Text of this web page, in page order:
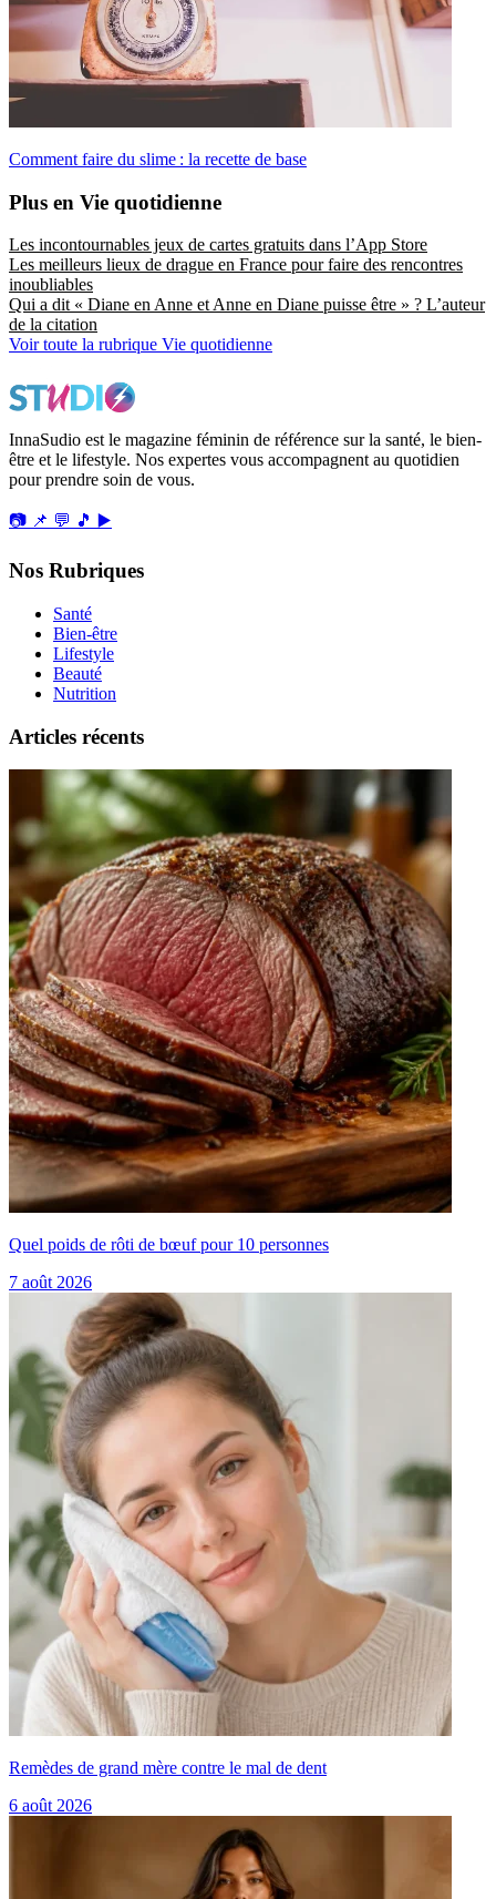
Comment faire du slime : la recette de base
Plus en Vie quotidienne
Les incontournables jeux de cartes gratuits dans l’App Store
Les meilleurs lieux de drague en France pour faire des rencontres
inoubliables
Qui a dit « Diane en Anne et Anne en Diane puisse être » ? L’auteur
de la citation
Voir toute la rubrique Vie quotidienne
InnaSudio est le magazine féminin de référence sur la santé, le bien-
être et le lifestyle. Nos expertes vous accompagnent au quotidien
pour prendre soin de vous.
📷 📌 💬 🎵 ▶️
Nos Rubriques
Santé
Bien-être
Lifestyle
Beauté
Nutrition
Articles récents
Quel poids de rôti de bœuf pour 10 personnes
7 août 2026
Remèdes de grand mère contre le mal de dent
6 août 2026